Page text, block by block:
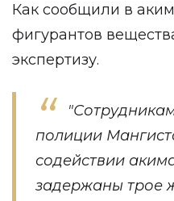
Как сообщили в
фигурантов
экспертизу.
полиции
содействии
задержаны трое